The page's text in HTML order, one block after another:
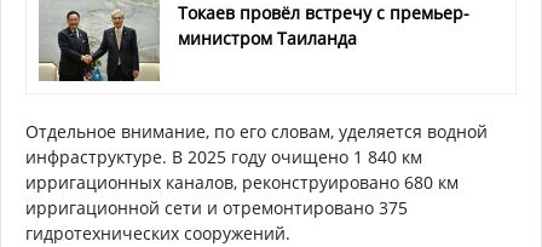
Токаев провёл встречу с премьер-
министром Таиланда
Отдельное внимание, по его словам, уделяется водной
инфраструктуре. В 2025 году очищено 1 840 км
ирригационных каналов, реконструировано 680 км
ирригационной сети и отремонтировано 375
гидротехнических сооружений.